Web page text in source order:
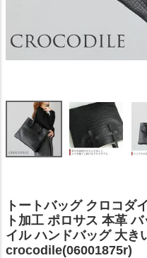
トートバッグ クロコダ
ト加工 ポロサス 本革
イル ハンドバッグ 大き
crocodile(06001875r)